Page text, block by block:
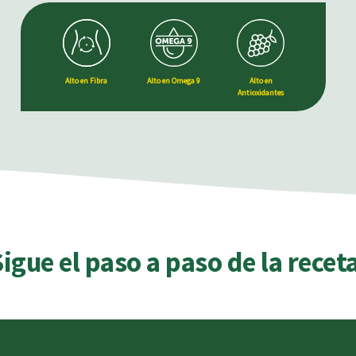
Alto en Fibra Alto en Omega 9
Alto en
Antioxidantes
el paso a paso de la